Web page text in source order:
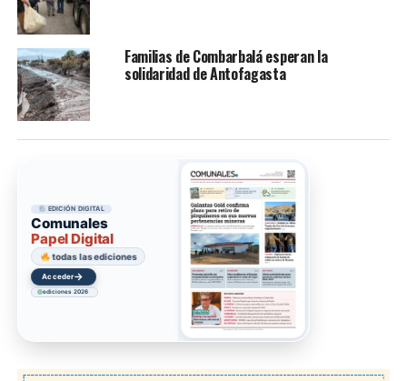
Familias de Combarbalá esperan la
solidaridad de Antofagasta
EDICIÓN DIGITAL
Comunales
Papel Digital
todas las ediciones
Acceder→
ediciones 2026